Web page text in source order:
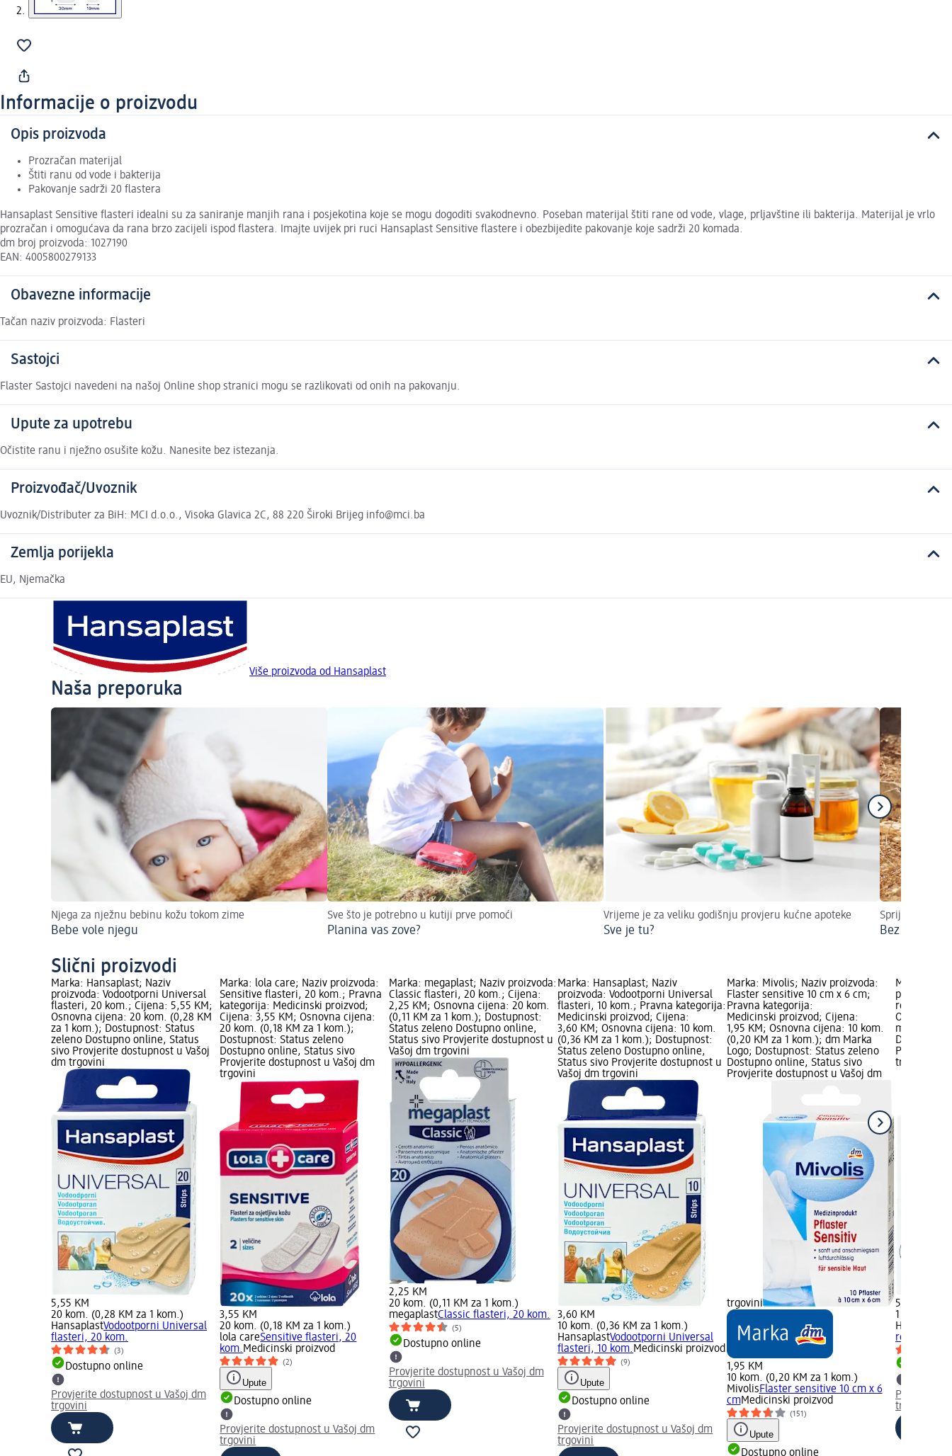
Informacije o proizvodu
Opis proizvoda
Prozračan materijal
Štiti ranu od vode i bakterija
Pakovanje sadrži 20 flastera
Hansaplast Sensitive flasteri idealni su za saniranje manjih rana i posjekotina koje se mogu dogoditi svakodnevno. Poseban materijal štiti rane od vode, vlage, prljavštine ili bakterija. Materijal je vrlo
prozračan i omogućava da rana brzo zacijeli ispod flastera. Imajte uvijek pri ruci Hansaplast Sensitive flastere i obezbijedite pakovanje koje sadrži 20 komada.
dm broj proizvoda: 1027190
EAN: 4005800279133
Obavezne informacije
Tačan naziv proizvoda: Flasteri
Sastojci
Flaster Sastojci navedeni na našoj Online shop stranici mogu se razlikovati od onih na pakovanju.
Upute za upotrebu
Očistite ranu i nježno osušite kožu. Nanesite bez istezanja.
Proizvođač/Uvoznik
Uvoznik/Distributer za BiH: MCI d.o.o., Visoka Glavica 2C, 88 220 Široki Brijeg info@mci.ba
Zemlja porijekla
EU, Njemačka
Više proizvoda od Hansaplast
Naša preporuka
Njega za nježnu bebinu kožu tokom zime
Bebe vole njegu
Sve što je potrebno u kutiji prve pomoći
Planina vas zove?
Vrijeme je za veliku godišnju provjeru kućne apoteke
Sve je tu?
Spriječite
Bez žuljeva
Slični proizvodi
Marka: Hansaplast; Naziv
proizvoda: Vodootporni Universal
flasteri, 20 kom.; Cijena: 5,55 KM;
Osnovna cijena: 20 kom. (0,28 KM
za 1 kom.); Dostupnost: Status
zeleno Dostupno online, Status
sivo Provjerite dostupnost u Vašoj
dm trgovini
5,55 KM
20 kom. (0,28 KM za 1 kom.)
HansaplastVodootporni Universal
flasteri, 20 kom.
(3)
Dostupno online
Provjerite dostupnost u Vašoj dm
trgovini
Marka: lola care; Naziv proizvoda:
Sensitive flasteri, 20 kom.; Pravna
kategorija: Medicinski proizvod;
Cijena: 3,55 KM; Osnovna cijena:
20 kom. (0,18 KM za 1 kom.);
Dostupnost: Status zeleno
Dostupno online, Status sivo
Provjerite dostupnost u Vašoj dm
trgovini
3,55 KM
20 kom. (0,18 KM za 1 kom.)
lola careSensitive flasteri, 20
kom.Medicinski proizvod
(2)
Upute
Dostupno online
Provjerite dostupnost u Vašoj dm
trgovini
Marka: megaplast; Naziv proizvoda:
Classic flasteri, 20 kom.; Cijena:
2,25 KM; Osnovna cijena: 20 kom.
(0,11 KM za 1 kom.); Dostupnost:
Status zeleno Dostupno online,
Status sivo Provjerite dostupnost u
Vašoj dm trgovini
2,25 KM
20 kom. (0,11 KM za 1 kom.)
megaplastClassic flasteri, 20 kom.
(5)
Dostupno online
Provjerite dostupnost u Vašoj dm
trgovini
Marka: Hansaplast; Naziv
proizvoda: Vodootporni Universal
flasteri, 10 kom.; Pravna kategorija:
Medicinski proizvod; Cijena:
3,60 KM; Osnovna cijena: 10 kom.
(0,36 KM za 1 kom.); Dostupnost:
Status zeleno Dostupno online,
Status sivo Provjerite dostupnost u
Vašoj dm trgovini
3,60 KM
10 kom. (0,36 KM za 1 kom.)
HansaplastVodootporni Universal
flasteri, 10 kom.Medicinski proizvod
(9)
Upute
Dostupno online
Provjerite dostupnost u Vašoj dm
trgovini
Marka: Mivolis; Naziv proizvoda:
Flaster sensitive 10 cm x 6 cm;
Pravna kategorija:
Medicinski proizvod; Cijena:
1,95 KM; Osnovna cijena: 10 kom.
(0,20 KM za 1 kom.); dm Marka
Logo; Dostupnost: Status zeleno
Dostupno online, Status sivo
Provjerite dostupnost u Vašoj dm
trgovini
1,95 KM
10 kom. (0,20 KM za 1 kom.)
MivolisFlaster sensitive 10 cm x 6
cmMedicinski proizvod
(151)
Upute
Dostupno online
Marka:
proizvoda:
rezanje, 1
Osnovna
m);
Dostupno
Provjerite
trgovini
5,60 KM
1 m (5,60
Hansaplast
rezanje, 1
Provjerite
trgovini